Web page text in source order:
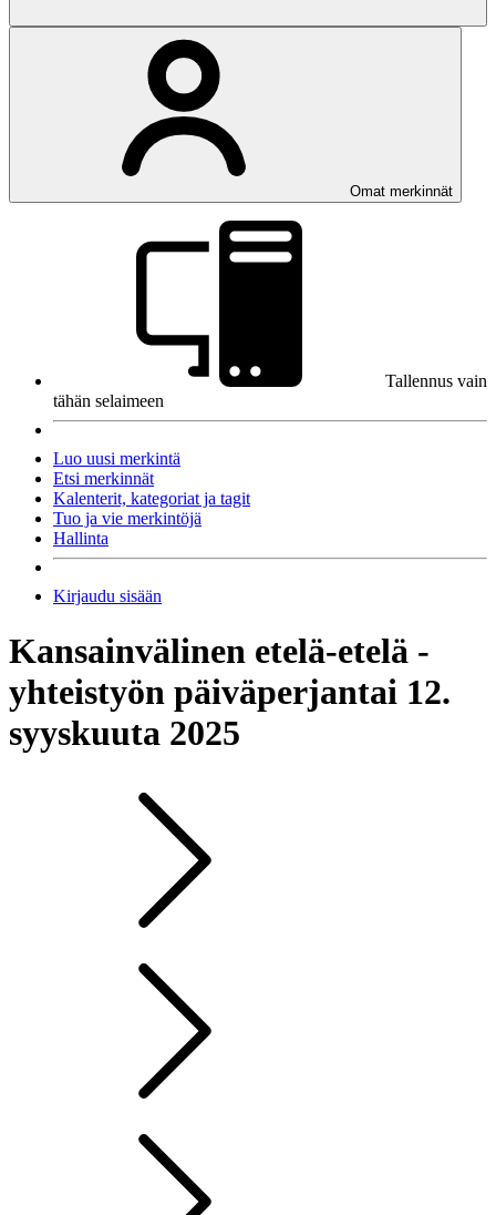
Omat merkinnät
Tallennus vain
tähän selaimeen
Luo uusi merkintä
Etsi merkinnät
Kalenterit, kategoriat ja tagit
Tuo ja vie merkintöjä
Hallinta
Kirjaudu sisään
Kansainvälinen etelä-etelä -
yhteistyön päiväperjantai 12.
syyskuuta 2025